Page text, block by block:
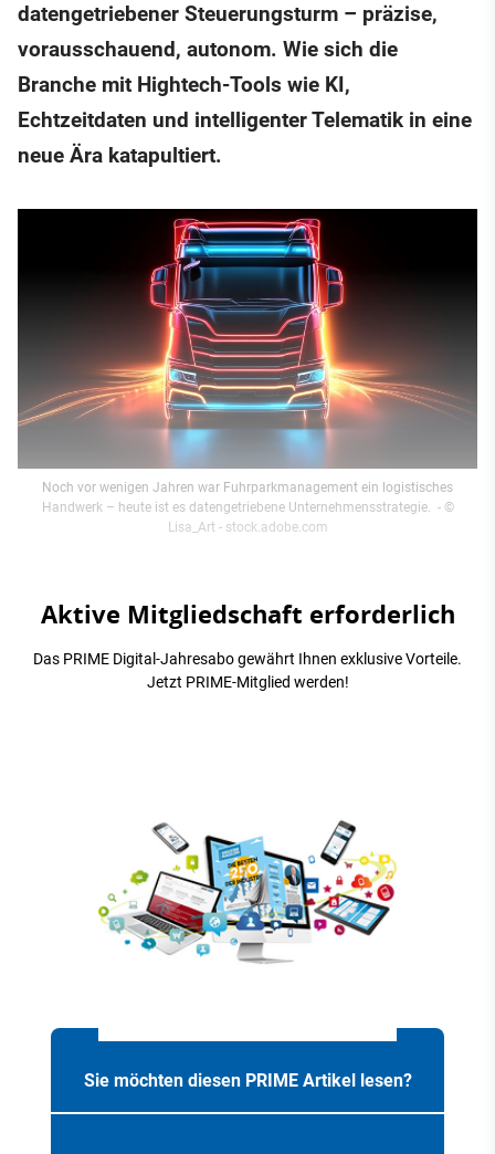
datengetriebener Steuerungsturm – präzise,
vorausschauend, autonom. Wie sich die
Branche mit Hightech-Tools wie KI,
Echtzeitdaten und intelligenter Telematik in eine
neue Ära katapultiert.
Noch vor wenigen Jahren war Fuhrparkmanagement ein logistisches
Handwerk – heute ist es datengetriebene Unternehmensstrategie.
- ©
Lisa_Art - stock.adobe.com
Aktive Mitgliedschaft erforderlich
Das PRIME Digital-Jahresabo gewährt Ihnen exklusive Vorteile.
Jetzt PRIME-Mitglied werden!
Sie möchten diesen PRIME Artikel lesen?